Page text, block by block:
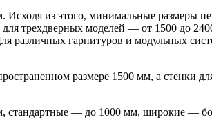
из этого, минимальные размеры
трехдверных моделей — от 1500 до
гарнитуров и модульных
размере 1500 мм, а стенки
стандартные — до 1000 мм, широкие —